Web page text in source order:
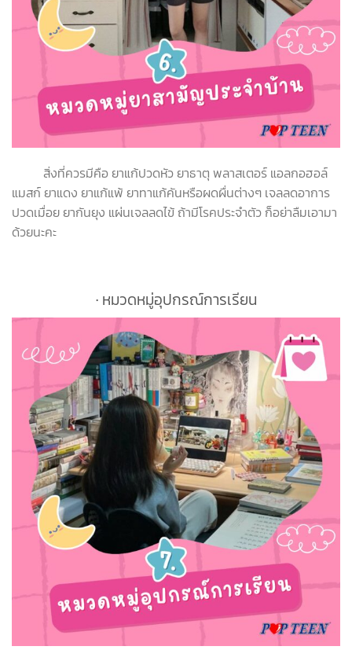
สิ่งที่ควรมีคือ ยาแก้ปวดหัว ยาธาตุ พลาสเตอร์ แอลกอฮอล์
แมสก์ ยาแดง ยาแก้แพ้ ยาทาแก้คันหรือผดผื่นต่างๆ เจลลดอาการ
ปวดเมื่อย ยากันยุง แผ่นเจลลดไข้ ถ้ามีโรคประจำตัว ก็อย่าลืมเอามา
ด้วยนะคะ
∙ หมวดหมู่อุปกรณ์การเรียน